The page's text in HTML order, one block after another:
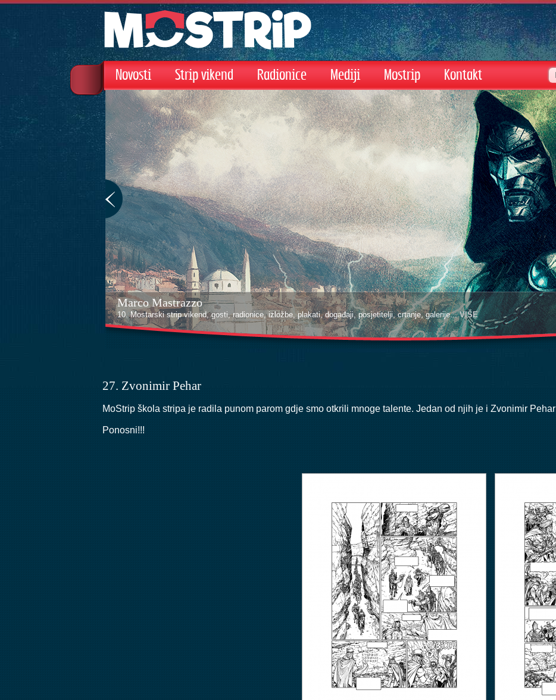
Novosti Strip vikend Radionice Mediji Mostrip Kontakt
Kenan Halilović
10. Mostarski strip vikend, gosti, radionice, izložbe, plakati, događaji, posjetitelji, crtanje, galerije...VIŠE
27. Zvonimir Pehar
MoStrip škola stripa je radila punom parom gdje smo otkrili mnoge talente. Jedan od njih je i Zvonimir Pehar
Ponosni!!!